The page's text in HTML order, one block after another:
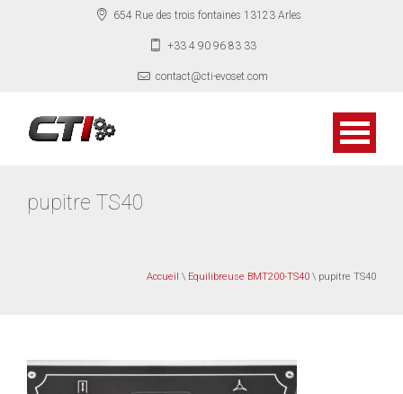
654 Rue des trois fontaines 13123 Arles
+33 4 90 96 83 33
contact@cti-evoset.com
pupitre TS40
Accueil \ Equilibreuse BMT200-TS40 \ pupitre TS40